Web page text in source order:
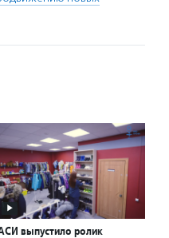
выпустило ролик